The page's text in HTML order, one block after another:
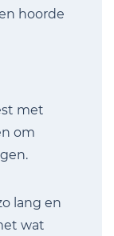
hoorde
met
om
lang en
wat